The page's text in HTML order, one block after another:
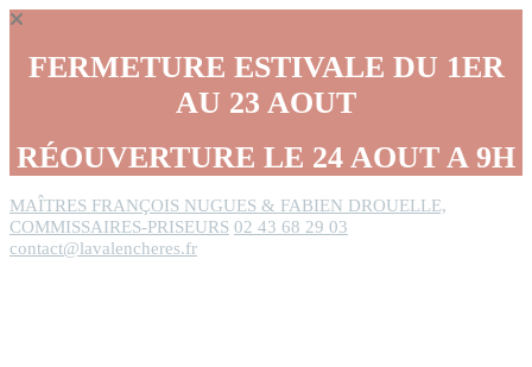
FERMETURE ESTIVALE DU 1ER
AU 23 AOUT
RÉOUVERTURE LE 24 AOUT A 9H
MAÎTRES FRANÇOIS NUGUES & FABIEN DROUELLE,
COMMISSAIRES-PRISEURS 02 43 68 29 03
contact@lavalencheres.fr
Panneau de gestion des cookies